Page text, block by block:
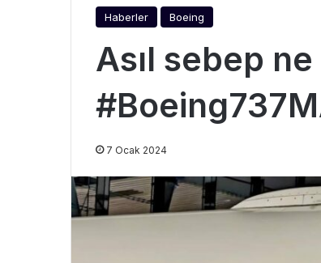
Haberler Boeing
Asıl sebep
7 Ocak 2024